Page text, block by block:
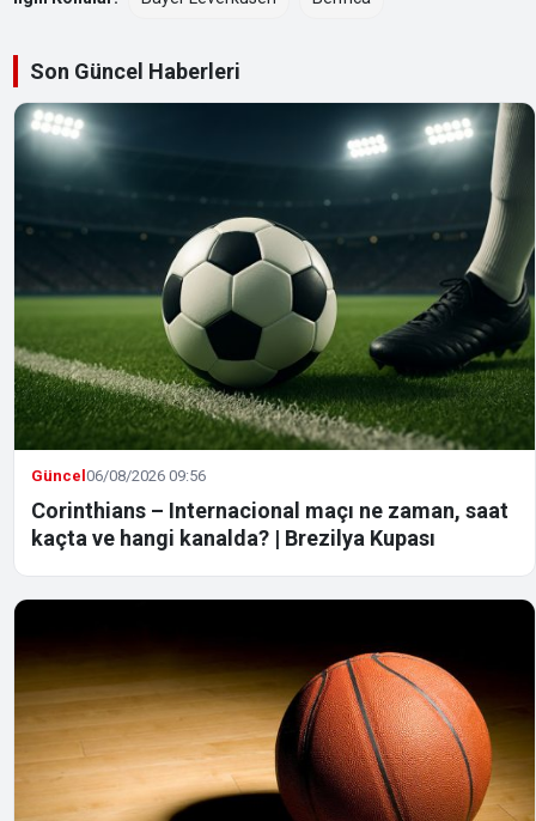
Son Güncel Haberleri
Güncel06/08/2026 09:56
Corinthians – Internacional maçı ne zaman, saat
kaçta ve hangi kanalda? | Brezilya Kupası